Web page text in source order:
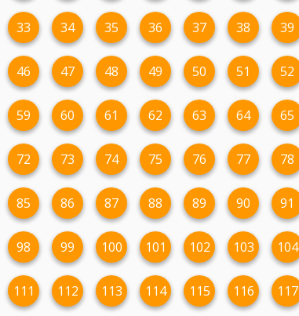
33 34 35 36 37 38 39
46 47 48 49 50 51 52
59 60 61 62 63 64 65
72 73 74 75 76 77 78
85 86 87 88 89 90 91
98 99 100 101 102 103 104
111 112 113 114 115 116 117